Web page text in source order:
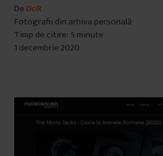
De DoR
Fotografii din arhiva personală
Timp de citire: 5 minute
1 decembrie 2020